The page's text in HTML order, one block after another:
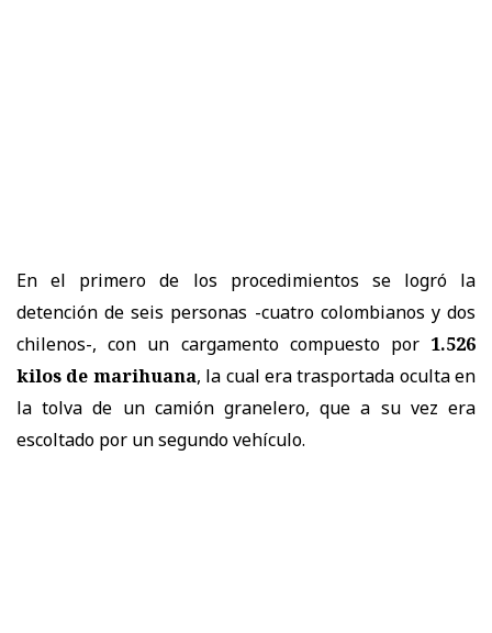
En el primero de los procedimientos se logró la
detención de seis personas -cuatro colombianos y dos
chilenos-, con un cargamento compuesto por 1.526
kilos de marihuana, la cual era trasportada oculta en
la tolva de un camión granelero, que a su vez era
escoltado por un segundo vehículo.